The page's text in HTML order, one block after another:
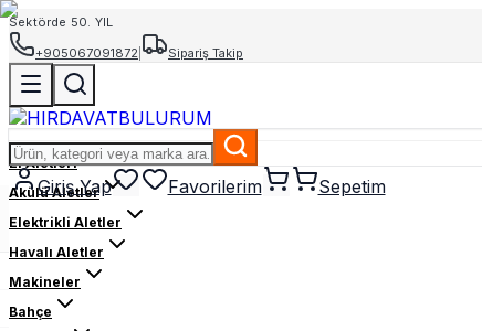
Sektörde 50. YIL
+905067091872
Sipariş Takip
Giriş Yap Favorilerim Sepetim
El Aletleri
Akülü Aletler
Elektrikli Aletler
Havalı Aletler
Makineler
Bahçe